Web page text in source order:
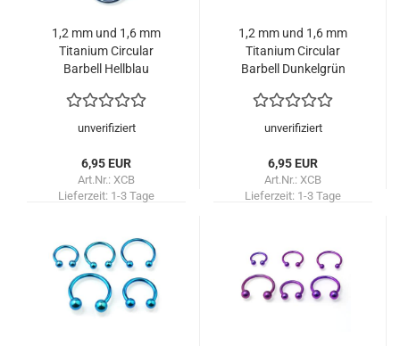
1,2 mm und 1,6 mm
Titanium Circular
Barbell Hellblau
unverifiziert
6,95 EUR
Art.Nr.: XCB
Lieferzeit: 1-3 Tage
1,2 mm und 1,6 mm
Titanium Circular
Barbell Dunkelgrün
unverifiziert
6,95 EUR
Art.Nr.: XCB
Lieferzeit: 1-3 Tage